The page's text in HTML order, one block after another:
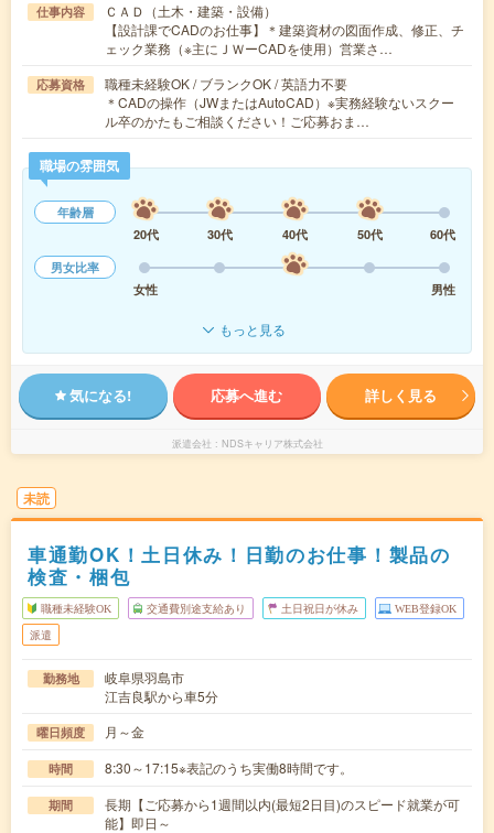
仕事内容
ＣＡＤ（土木・建築・設備）
【設計課でCADのお仕事】＊建築資材の図面作成、修正、チ
ェック業務（※主にＪＷーCADを使用）営業さ…
応募資格
職種未経験OK / ブランクOK / 英語力不要
＊CADの操作（JWまたはAutoCAD）※実務経験ないスクー
ル卒のかたもご相談ください！ご応募おま…
職場の雰囲気
年齢層
20代
30代 40代 50代
60代
男女比率
女性
男性
もっと見る
気になる! 応募へ進む 詳しく見る
派遣会社 NDSキャリア株式会社
未読
車通勤OK！土日休み！日勤のお仕事！製品の
検査・梱包
職種未経験OK 交通費別途支給あり 土日祝日が休み WEB登録OK
派遣
勤務地
岐阜県羽島市
江吉良駅から車5分
曜日頻度 月～金
時間 8:30～17:15※表記のうち実働8時間です。
期間
長期【ご応募から1週間以内(最短2日目)のスピード就業が可
能】即日～